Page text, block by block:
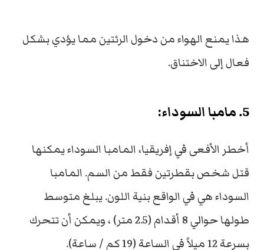
هذا يمنع الهواء من دخول الرئتين مما يؤدي بشكل
فعال إلى الاختناق.
5. مامبا السوداء:
أخطر الأفعى في إفريقيا، المامبا السوداء يمكنها
قتل شخص بقطرتين فقط من السم. المامبا
السوداء هي في الواقع بنية اللون. يبلغ متوسط
طولها حوالي 8 أقدام (2.5 متر) ، ويمكن أن تتحرك
بسرعة 12 ميلاً في الساعة (19 كم / ساعة).